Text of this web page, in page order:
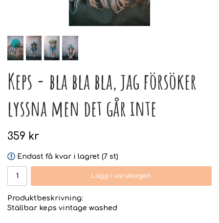
Keps - bla bla bla, jag försöker
lyssna men det går inte
359 kr
Endast få kvar i lagret (7 st)
Lägg i varukorgen
Produktbeskrivning:
Ställbar keps vintage washed